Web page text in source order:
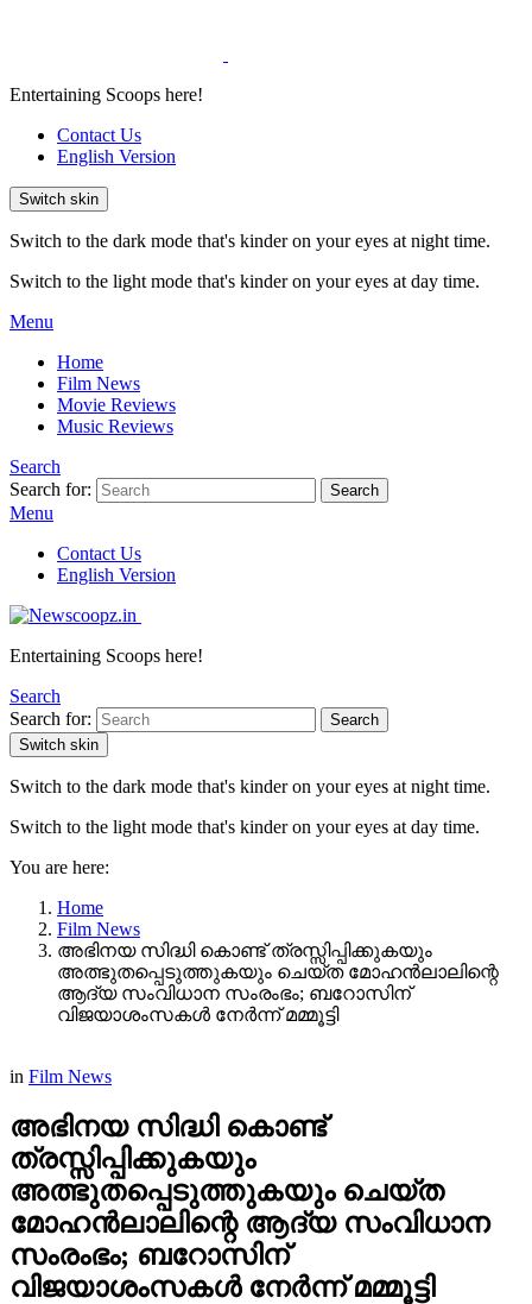
Entertaining Scoops here!
Contact Us
English Version
Switch skin
Switch to the dark mode that's kinder on your eyes at night time.
Switch to the light mode that's kinder on your eyes at day time.
Menu
Home
Film News
Movie Reviews
Music Reviews
Search
Search for:
Search
Menu
Contact Us
English Version
Entertaining Scoops here!
Search
Search for:
Search
Switch skin
Switch to the dark mode that's kinder on your eyes at night time.
Switch to the light mode that's kinder on your eyes at day time.
You are here:
Home
Film News
അഭിനയ സിദ്ധി കൊണ്ട് ത്രസ്സിപ്പിക്കുകയും
അത്ഭുതപ്പെടുത്തുകയും ചെയ്ത മോഹൻലാലിന്റെ
ആദ്യ സംവിധാന സംരംഭം; ബറോസിന്
വിജയാശംസകൾ നേർന്ന് മമ്മൂട്ടി
in Film News
അഭിനയ സിദ്ധി കൊണ്ട്
ത്രസ്സിപ്പിക്കുകയും
അത്ഭുതപ്പെടുത്തുകയും ചെയ്ത
മോഹൻലാലിന്റെ ആദ്യ സംവിധാന
സംരംഭം; ബറോസിന്
വിജയാശംസകൾ നേർന്ന് മമ്മൂട്ടി